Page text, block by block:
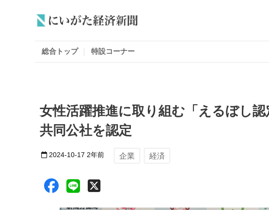
総合トップ 特設コーナー
女性活躍推進に取り組む「えるぼし
共同公社を認定
2024-10-17 2年前 企業 経済